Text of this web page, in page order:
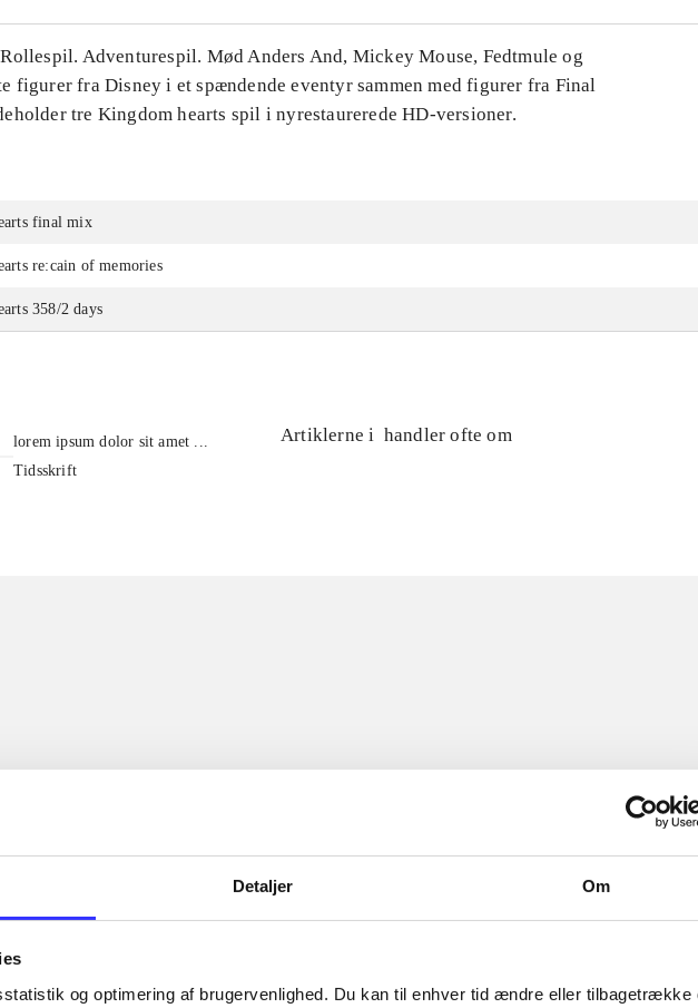
Detaljer Om
og optimering af brugervenlighed. Du kan til enhver tid ændre eller tilbagetrække
Adventurespil. Mød Anders And, Mickey Mouse, Fedtmule og
figurer fra Disney i et spændende eventyr sammen med figurer fra Final
tre Kingdom hearts spil i nyrestaurerede HD-versioner.
final mix
re:cain of memories
358/2 days
lorem ipsum dolor sit amet ...
Tidsskrift
Artiklerne i handler ofte om